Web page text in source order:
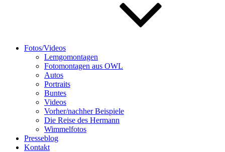
Fotos/Videos
Lemgomontagen
Fotomontagen aus OWL
Autos
Portraits
Buntes
Videos
Vorher/nachher Beispiele
Die Reise des Hermann
Wimmelfotos
Presseblog
Kontakt